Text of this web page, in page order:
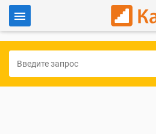
Для работодателей